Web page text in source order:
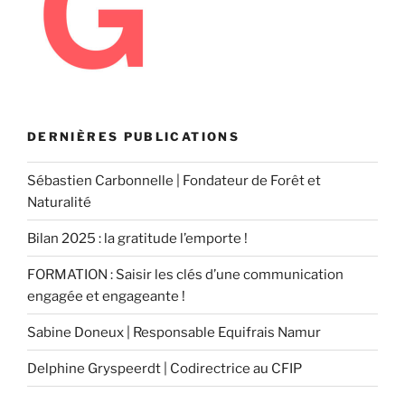
DERNIÈRES PUBLICATIONS
Sébastien Carbonnelle | Fondateur de Forêt et
Naturalité
Bilan 2025 : la gratitude l’emporte !
FORMATION : Saisir les clés d’une communication
engagée et engageante !
Sabine Doneux | Responsable Equifrais Namur
Delphine Gryspeerdt | Codirectrice au CFIP